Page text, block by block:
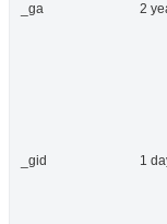
_ga 2
_gid 1